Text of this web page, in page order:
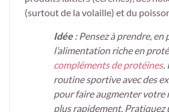
(surtout de la volaille) et du
Idée : Pensez à prendre, en
l’alimentation riche en
compléments de protéines.
routine sportive avec des
pour faire augmenter votre
plus rapidement. Pratiquez